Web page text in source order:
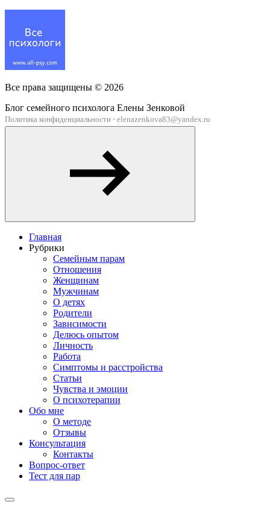
Все права защищены © 2026
Блог семейного психолога Елены Зенковой
Политика конфиденциальности · elenazenkova83@yandex.ru
Главная
Рубрики
Семейным парам
Отношения
Женщинам
Мужчинам
О детях
Родители
Зависимости
Делюсь опытом
Личность
Работа
Симптомы и расстройства
Статьи
Чувства и эмоции
О психотерапии
Обо мне
О методе
Отзывы
Консультация
Контакты
Вопрос-ответ
Тест для пар